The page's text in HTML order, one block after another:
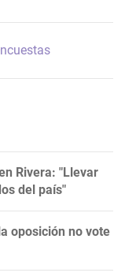
Rivera: "Llevar
del país"
oposición no vote